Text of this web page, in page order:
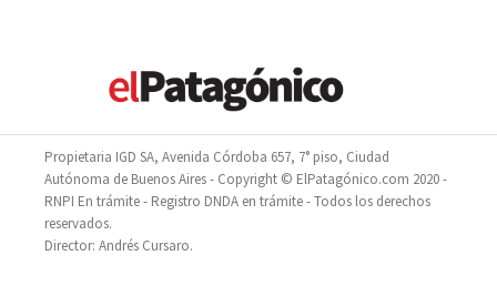
Propietaria IGD SA, Avenida Córdoba 657, 7° piso, Ciudad
Autónoma de Buenos Aires - Copyright © ElPatagónico.com 2020 -
RNPI En trámite - Registro DNDA en trámite - Todos los derechos
reservados.
Director: Andrés Cursaro.